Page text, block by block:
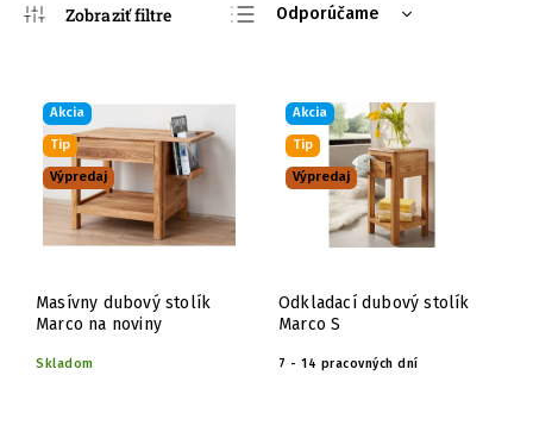
Odporúčame
Najpredávanejšie
Abecedne
Akcia
Tip
Výpredaj
Masívny dubový stolík
Marco na noviny
Skladom
Akcia
Tip
Výpredaj
Odkladací dubový stolík
Marco S
7 - 14 pracovných dní